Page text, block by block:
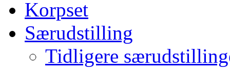
Korpset
Særudstilling
Tidligere